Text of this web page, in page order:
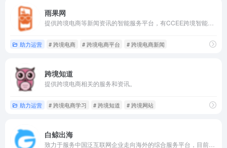
雨果网
助力运营 # 跨境电商 # 跨境电商平台 # 跨境电商新闻
跨境知道
提供跨境电商相关的服务和资讯。
助力运营 # 跨境电商学习 # 跨境知道 # 跨境网站
白鲸出海